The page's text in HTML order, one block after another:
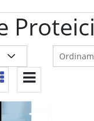
Proteici